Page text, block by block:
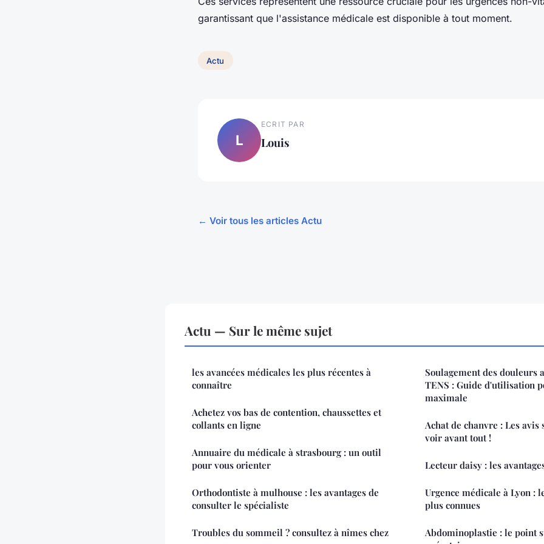
garantissant que l'assistance médicale est disponible à tout moment.
Actu
L
ECRIT PAR
Louis
← Voir tous les articles Actu
Actu — Sur le même sujet
les avancées médicales les plus récentes à
connaître
Achetez vos bas de contention, chaussettes et
collants en ligne
Annuaire du médicale à strasbourg : un outil
pour vous orienter
Orthodontiste à mulhouse : les avantages de
consulter le spécialiste
Troubles du sommeil ? consultez à nîmes chez
Soulagement des douleurs
TENS : Guide d'utilisation
maximale
Achat de chanvre : Les avis
voir avant tout !
Lecteur daisy : les
Urgence médicale à Lyon :
plus connues
Abdominoplastie : le point